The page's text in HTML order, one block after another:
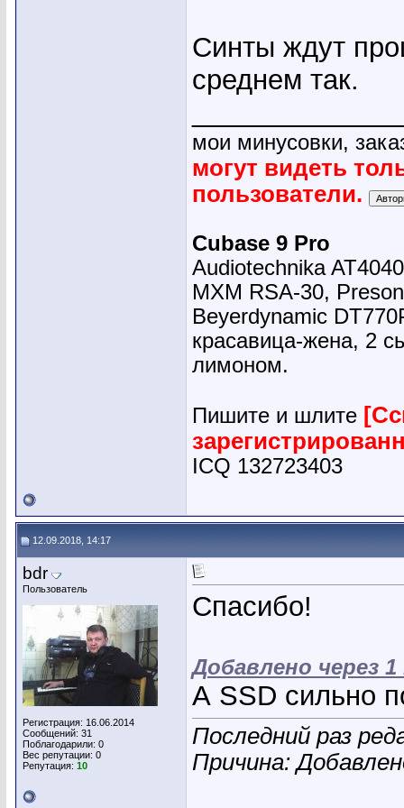
Синты ждут
среднем так.
мои минусовки,
могут видеть
пользователи.
Cubase 9 Pro
Audiotechnika
MXM RSA-30,
Beyerdynamic
красавица-жена, 2
лимоном.
Пишите и шлите
ICQ 132723403
12.09.2018, 14:17
bdr
Пользователь
Регистрация: 16.06.2014
Сообщений: 31
Поблагодарили: 0
Вес репутации: 0
Репутация: 10
Спасибо!
Добавлено через
А SSD сильно
Последний раз
Причина: